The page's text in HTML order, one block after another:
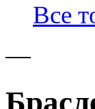
Все
—